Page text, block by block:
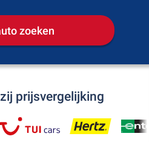
zoeken
prijsvergelijking